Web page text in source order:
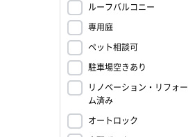
ルーフバルコニー
専用庭
ペット相談可
駐車場空きあり
リノベーション・リフォー
ム済み
オートロック